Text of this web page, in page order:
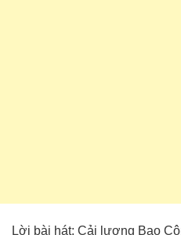
Lời bài hát: Cải lương Bao